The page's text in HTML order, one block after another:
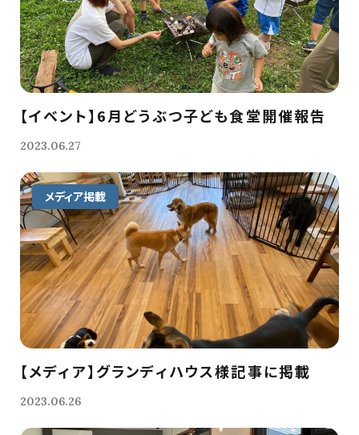
【イベント】6月どうぶつ子ども食堂開催報告
2023.06.27
メディア掲載
【メディア】グランディハウス様記事に掲載
2023.06.26